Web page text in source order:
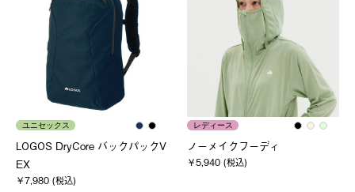
ユニセックス
LOGOS DryCore バックパックV
EX
￥7,980 (税込)
レディース
ノーメイクフーディ
￥5,940 (税込)